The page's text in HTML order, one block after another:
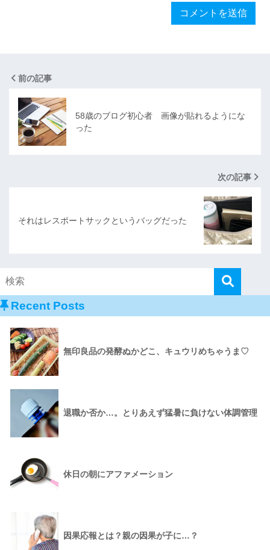
前の記事
58歳のブログ初心者 画像が貼れるようにな
った
次の記事
それはレスポートサックというバッグだった
Recent Posts
無印良品の発酵ぬかどこ、キュウリめちゃうま♡
退職か否か…。とりあえず猛暑に負けない体調管理
休日の朝にアファメーション
因果応報とは？親の因果が子に…？